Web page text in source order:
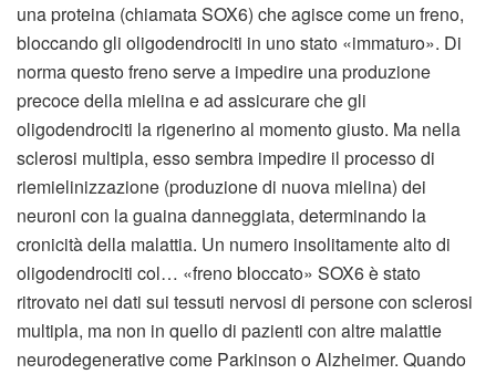
una proteina (chiamata SOX6) che agisce come un freno,
bloccando gli oligodendrociti in uno stato «immaturo». Di
norma questo freno serve a impedire una produzione
precoce della mielina e ad assicurare che gli
oligodendrociti la rigenerino al momento giusto. Ma nella
sclerosi multipla, esso sembra impedire il processo di
riemielinizzazione (produzione di nuova mielina) dei
neuroni con la guaina danneggiata, determinando la
cronicità della malattia. Un numero insolitamente alto di
oligodendrociti col… «freno bloccato» SOX6 è stato
ritrovato nei dati sui tessuti nervosi di persone con sclerosi
multipla, ma non in quello di pazienti con altre malattie
neurodegenerative come Parkinson o Alzheimer. Quando